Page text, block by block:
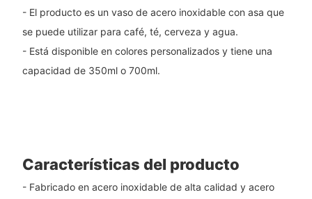
- El producto es un vaso de acero inoxidable con asa que
se puede utilizar para café, té, cerveza y agua.
- Está disponible en colores personalizados y tiene una
capacidad de 350ml o 700ml.
Características del producto
- Fabricado en acero inoxidable de alta calidad y acero